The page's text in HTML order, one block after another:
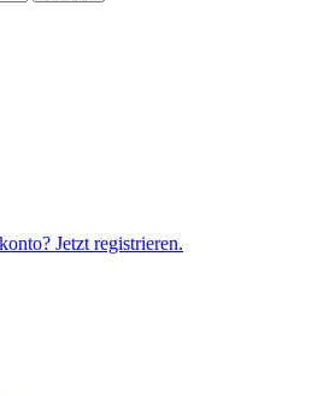
Jetzt registrieren.